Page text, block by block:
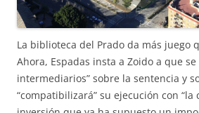
La biblioteca del Prado da más juego
Ahora, Espadas insta a Zoido a que
intermediarios” sobre la sentencia y
“compatibilizará” su ejecución con “la